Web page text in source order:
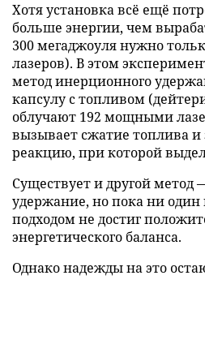
Хотя установка всё ещё
больше энергии, чем
300 мегаджоуля нужно
лазеров). В этом
метод инерционного
капсулу с топливом
облучают 192 мощными
вызывает сжатие топлива и
реакцию, при которой
Существует и другой метод
удержание, но пока ни один
подходом не достиг
энергетического баланса.
Однако надежды на это